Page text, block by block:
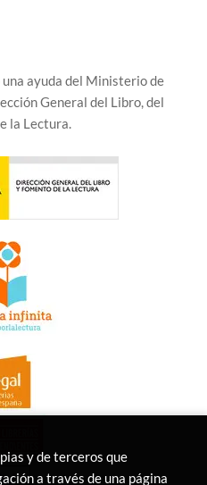
ayuda del Ministerio de
General del Libro, del
la Lectura.
y de terceros que
a través de una página